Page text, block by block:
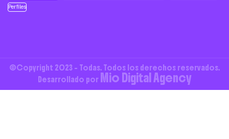
Perfiles
©Copyright 2023 - Todas. Todos los derechos reservados.
Desarrollado por Mio Digital Agency